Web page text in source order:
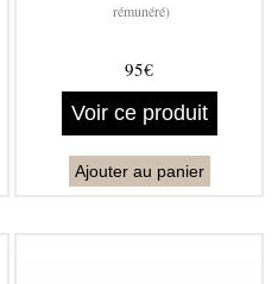
rémunéré)
95€
Voir ce produit
Ajouter au panier